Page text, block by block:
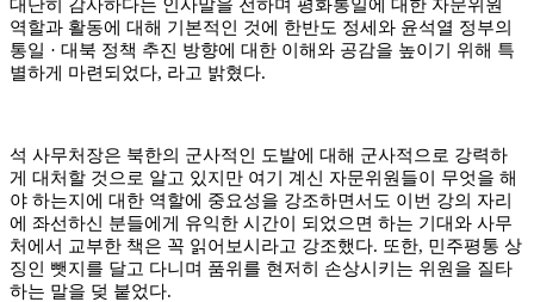
대단히 감사하다는 인사말을 전하며 평화통일에 대한 자문위원
역할과 활동에 대해 기본적인 것에 한반도 정세와 윤석열 정부의
통일 · 대북 정책 추진 방향에 대한 이해와 공감을 높이기 위해 특
별하게 마련되었다, 라고 밝혔다.
석 사무처장은 북한의 군사적인 도발에 대해 군사적으로 강력하
게 대처할 것으로 알고 있지만 여기 계신 자문위원들이 무엇을 해
야 하는지에 대한 역할에 중요성을 강조하면서도 이번 강의 자리
에 좌선하신 분들에게 유익한 시간이 되었으면 하는 기대와 사무
처에서 교부한 책은 꼭 읽어보시라고 강조했다. 또한, 민주평통 상
징인 뺏지를 달고 다니며 품위를 현저히 손상시키는 위원을 질타
하는 말을 덪 붙었다.